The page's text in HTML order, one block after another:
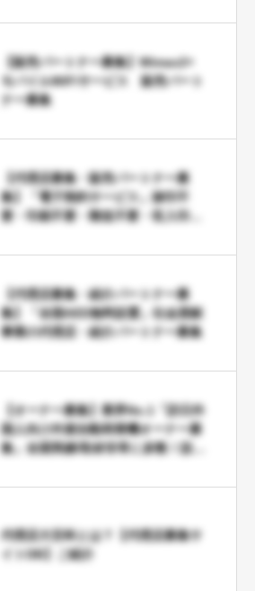
【販売パートナー募集】Wimax2+
モバイルWiFiサービス 販売パート
ナー募集
【代理店募集・販売パートナー募
集】「電子契約サービス」捺印不
要・印刷不要・郵送不要・収入印紙
【代理店募集・紹介パートナー募
集】「全国AED無料設置」社会貢献
事業の代理店・紹介パートナー募集
【オーナー募集】業界No.1「訪日外
国人向け外貨自動両替機オーナー募
集」全国実績/取材非常に多数！設置
益ＯＫ！
代理店大百科とは？【代理店募集サ
イトDB】ご紹介